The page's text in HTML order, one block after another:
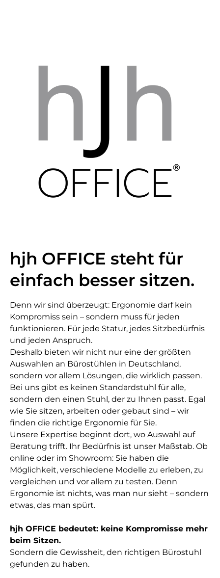
hjh OFFICE steht für
einfach besser sitzen.
Denn wir sind überzeugt: Ergonomie darf kein
Kompromiss sein – sondern muss für jeden
funktionieren. Für jede Statur, jedes Sitzbedürfnis
und jeden Anspruch.
Deshalb bieten wir nicht nur eine der größten
Auswahlen an Bürostühlen in Deutschland,
sondern vor allem Lösungen, die wirklich passen.
Bei uns gibt es keinen Standardstuhl für alle,
sondern den einen Stuhl, der zu Ihnen passt. Egal
wie Sie sitzen, arbeiten oder gebaut sind – wir
finden die richtige Ergonomie für Sie.
Unsere Expertise beginnt dort, wo Auswahl auf
Beratung trifft. Ihr Bedürfnis ist unser Maßstab. Ob
online oder im Showroom: Sie haben die
Möglichkeit, verschiedene Modelle zu erleben, zu
vergleichen und vor allem zu testen. Denn
Ergonomie ist nichts, was man nur sieht – sondern
etwas, das man spürt.
hjh OFFICE bedeutet: keine Kompromisse mehr
beim Sitzen.
Sondern die Gewissheit, den richtigen Bürostuhl
gefunden zu haben.